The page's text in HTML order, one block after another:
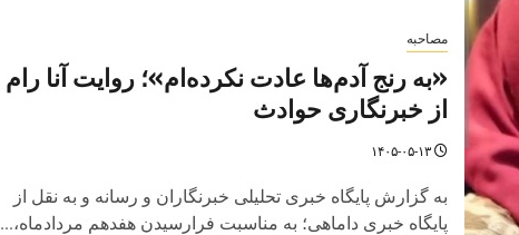
مصاحبه
«به رنج آدم‌ها عادت نکرده‌ام»؛ روایت آنا رام
از خبرنگاری حوادث
۱۴۰۵-۰۵-۱۳
به گزارش پایگاه خبری تحلیلی خبرنگاران و رسانه و به نقل از
پایگاه خبری داماهی؛ به مناسبت فرارسیدن هفدهم مردادماه،...